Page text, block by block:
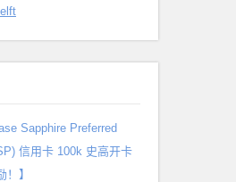
Sapphire Preferred
信用卡 100k 史高开卡
！】